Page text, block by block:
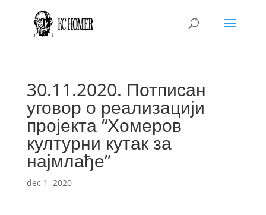
30.11.2020. Потписан
уговор о реализацији
пројекта “Хомеров
културни кутак за
најмлађе”
dec 1, 2020